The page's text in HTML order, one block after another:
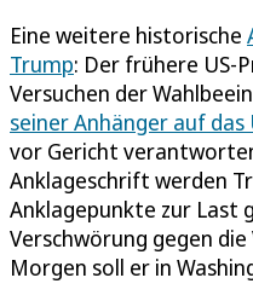
Eine weitere historische
Trump: Der frühere US-
Versuchen der
seiner Anhänger auf das
vor Gericht
Anklageschrift werden
Anklagepunkte zur Last
Verschwörung gegen
Morgen soll er in